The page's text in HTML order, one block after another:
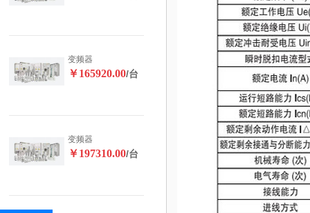
变频器
￥165920.00/台
变频器
￥197310.00/台